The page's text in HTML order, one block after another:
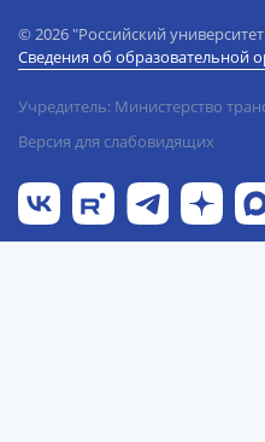
© 2026 "Российский
Сведения об образовательной
Учредитель: Министерство
Версия для слабовидящих